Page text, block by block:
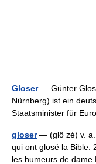
Gloser— Günter
Nürnberg) ist ein
Staatsminister für
gloser— (glô zé) v. a.
qui ont glosé la
les humeurs de